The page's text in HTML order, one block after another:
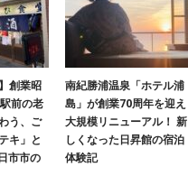
創業昭
前の老
う、ご
キ」と
市市の
南紀勝浦温泉「ホテル浦
島」が創業70周年を迎え
大規模リニューアル！ 新
しくなった日昇館の宿泊
体験記